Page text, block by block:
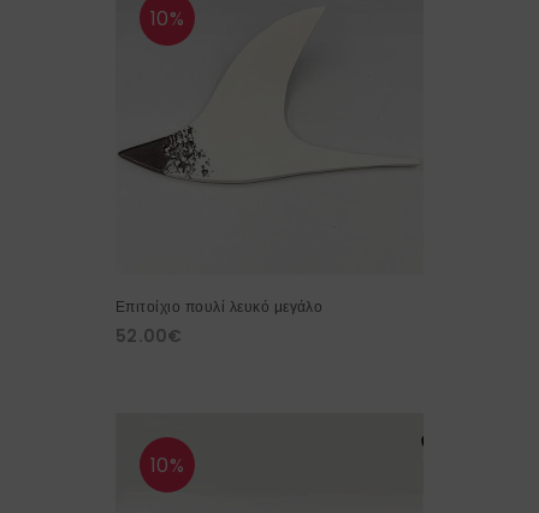
10%
Επιτοίχιο πουλί λευκό μεγάλο
52.00€
10%